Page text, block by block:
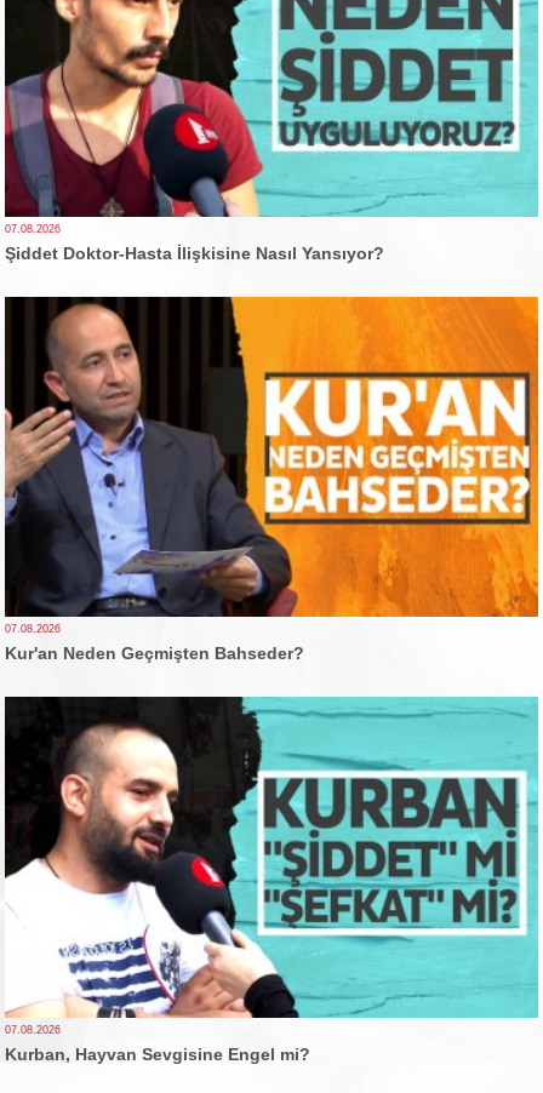
07.08.2026
Şiddet Doktor-Hasta İlişkisine Nasıl Yansıyor?
07.08.2026
Kur'an Neden Geçmişten Bahseder?
07.08.2026
Kurban, Hayvan Sevgisine Engel mi?